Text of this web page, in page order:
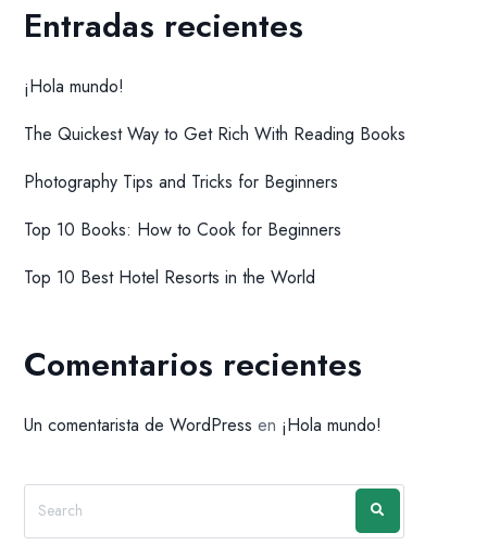
Entradas recientes
¡Hola mundo!
The Quickest Way to Get Rich With Reading Books
Photography Tips and Tricks for Beginners
Top 10 Books: How to Cook for Beginners
Top 10 Best Hotel Resorts in the World
Comentarios recientes
Un comentarista de WordPress en ¡Hola mundo!